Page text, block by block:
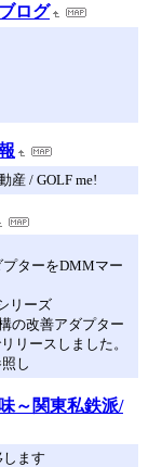
ログ
産 / GOLF me!
プターをDMMマー
リーズ
の改善アダプター
リースしました。
し
～関東私鉄派/
ます